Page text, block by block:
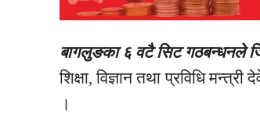
बागलुङका ६ वटै सिट गठबन्धनले
शिक्षा, विज्ञान तथा प्रविधि
।